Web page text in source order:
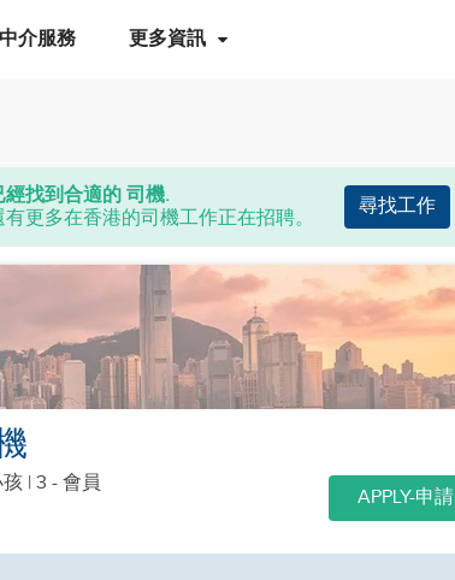
中介服務 更多資訊
找到合適的 司機.
更多在香港的司機工作正在招聘。
尋找工作
孩 | 3 - 會員
APPLY-申請